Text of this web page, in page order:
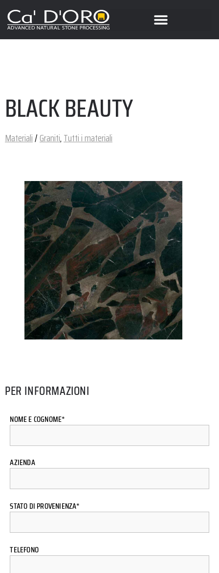
BLACK BEAUTY
Materiali/Graniti,Tutti i materiali
PER INFORMAZIONI
NOME E COGNOME*
AZIENDA
STATO DI PROVENIENZA*
TELEFONO